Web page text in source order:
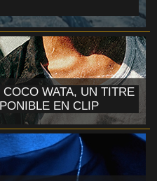
WATA, UN TITRE
EN CLIP